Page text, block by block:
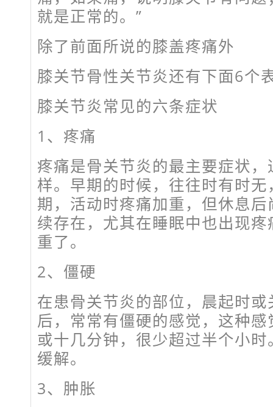
就是正常的。”
除了前面所说的膝盖疼痛外
膝关节骨性关节炎还有下面6个
膝关节炎常见的六条症状
1、疼痛
疼痛是骨关节炎的最主要症状
样。早期的时候，往往时有时
期，活动时疼痛加重，但休息
续存在，尤其在睡眠中也出现
重了。
2、僵硬
在患骨关节炎的部位，晨起时
后，常常有僵硬的感觉，这种
或十几分钟，很少超过半个小
缓解。
3、肿胀